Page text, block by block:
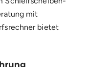
mit
bietet